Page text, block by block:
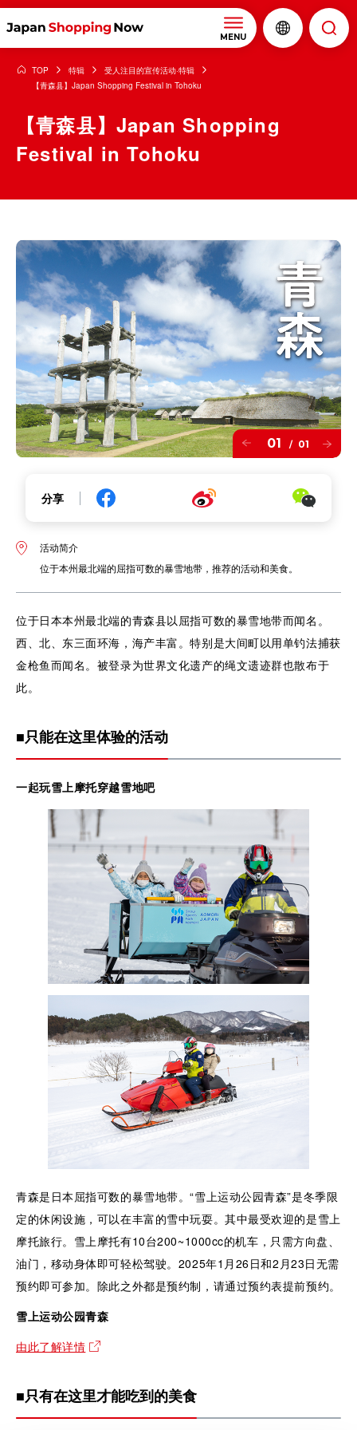
MENU
TOP 特辑
受人注目的宣传活动·特辑
【青森县】Japan Shopping Festival in Tohoku
【青森县】Japan Shopping
Festival in Tohoku
01 / 01
分享
活动简介
位于本州最北端的屈指可数的暴雪地带，推荐的活动和美食。
位于日本本州最北端的青森县以屈指可数的暴雪地带而闻名。
西、北、东三面环海，海产丰富。特别是大间町以用单钓法捕获
金枪鱼而闻名。被登录为世界文化遗产的绳文遗迹群也散布于
此。
■只能在这里体验的活动
一起玩雪上摩托穿越雪地吧
青森是日本屈指可数的暴雪地带。“雪上运动公园青森”是冬季限
定的休闲设施，可以在丰富的雪中玩耍。其中最受欢迎的是雪上
摩托旅行。雪上摩托有10台200~1000cc的机车，只需方向盘、
油门，移动身体即可轻松驾驶。2025年1月26日和2月23日无需
预约即可参加。除此之外都是预约制，请通过预约表提前预约。
雪上运动公园青森
由此了解详情
■只有在这里才能吃到的美食